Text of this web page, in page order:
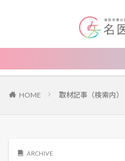
HOME 取材記事（検索内）
ARCHIVE